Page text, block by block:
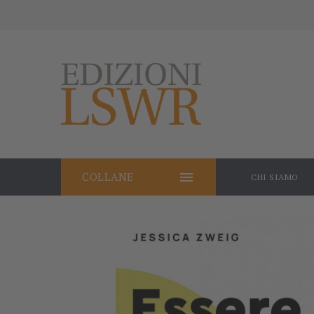

COLLANE CHI SIAMO